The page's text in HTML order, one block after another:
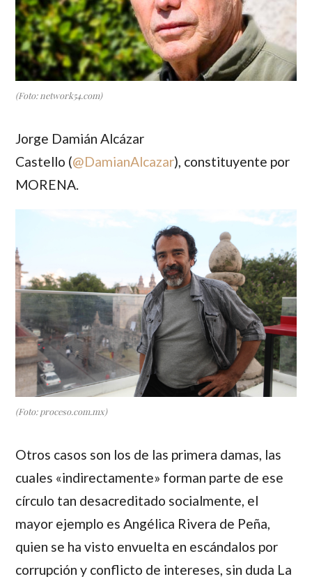
(Foto: network54.com)
Jorge Damián Alcázar
Castello (@DamianAlcazar), constituyente por
MORENA.
(Foto: proceso.com.mx)
Otros casos son los de las primera damas, las
cuales «indirectamente» forman parte de ese
círculo tan desacreditado socialmente, el
mayor ejemplo es Angélica Rivera de Peña
quien se ha visto envuelta en escándalos por
corrupción y conflicto de intereses, sin duda La